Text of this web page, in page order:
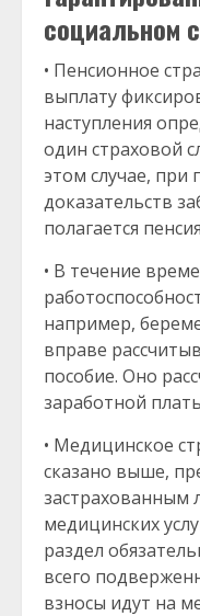
социальном
• Пенсионное
выплату
наступления
один страховой
этом случае, при
доказательств
полагается
• В течение
например,
вправе
пособие. Оно
заработной
• Медицинское
сказано выше,
застрахованным
медицинских
раздел
всего
взносы идут на